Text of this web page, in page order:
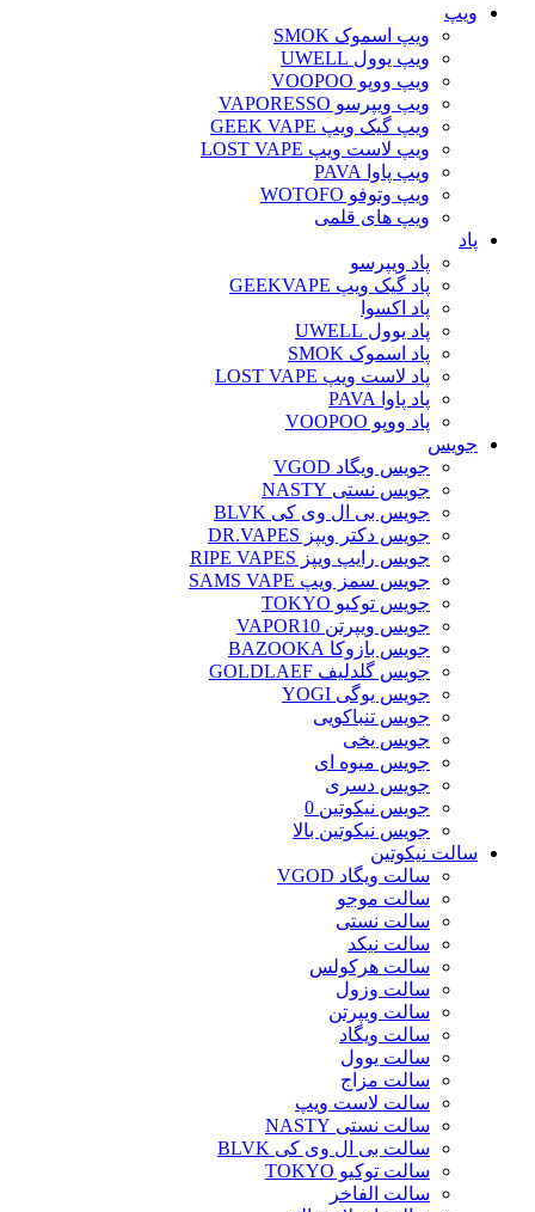
ویپ‌
ویپ اسموک SMOK
ویپ یوول UWELL
ویپ ووپو VOOPOO
ویپ ویپرسو VAPORESSO
ویپ گیک ویپ GEEK VAPE
ویپ لاست ویپ LOST VAPE
ویپ پاوا PAVA
ویپ وتوفو WOTOFO
ویپ های قلمی
پاد
پاد ویپرسو
پاد گیک ویپ GEEKVAPE
پاد اکسوا
پاد یوول UWELL
پاد اسموک SMOK
پاد لاست ویپ LOST VAPE
پاد پاوا PAVA
پاد ووپو VOOPOO
جویس‌
جویس ویگاد VGOD
جویس نستی NASTY
جویس بی ال وی کی BLVK
جویس دکتر ویپز DR.VAPES
جویس رایپ ویپز RIPE VAPES
جویس سمز ویپ SAMS VAPE
جویس توکیو TOKYO
جویس ویپرتن VAPOR10
جویس بازوکا BAZOOKA
جویس گلدلیف GOLDLAEF
جویس یوگی YOGI
جویس تنباکویی
جویس یخی
جویس میوه ای
جویس دسری
جویس نیکوتین 0
جویس نیکوتین بالا
سالت نیکوتین
سالت ویگاد VGOD
سالت موجو
سالت نستی
سالت نیکد
سالت هرکولس
سالت وزول
سالت ویپرتن
سالت ویگاد
سالت یوول
سالت مزاج
سالت لاست ویپ
سالت نستی NASTY
سالت بی ال وی کی BLVK
سالت توکیو TOKYO
سالت الفاخر